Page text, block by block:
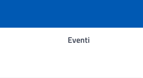
Eventi